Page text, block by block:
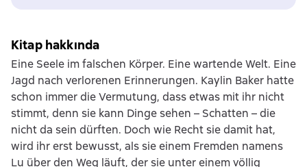
Kitap hakkında
Eine Seele im falschen Körper. Eine wartende Welt. Eine
Jagd nach verlorenen Erinnerungen. Kaylin Baker hatte
schon immer die Vermutung, dass etwas mit ihr nicht
stimmt, denn sie kann Dinge sehen – Schatten – die
nicht da sein dürften. Doch wie Recht sie damit hat,
wird ihr erst bewusst, als sie einem Fremden namens
Lu über den Weg läuft, der sie unter einem völlig